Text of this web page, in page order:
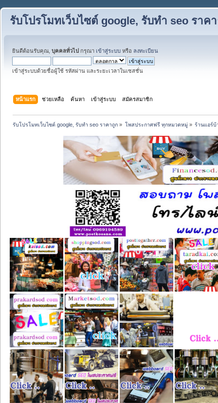
รับโปรโมทเว็บไซต์ google, รับทำ seo ราค
ยินดีต้อนรับคุณ, บุคคลทั่วไป กรุณา เข้าสู่ระบบ หรือ ลงทะเบียน
เข้าสู่ระบบด้วยชื่อผู้ใช้ รหัสผ่าน และระยะเวลาในเซสชั่น
หน้าแรก ช่วยเหลือ ค้นหา เข้าสู่ระบบ สมัครสมาชิก
รับโปรโมทเว็บไซต์ google, รับทำ seo ราคาถูก » โพสประกาศฟรี ทุกหมวดหมู่» ร้านแอร์บ้